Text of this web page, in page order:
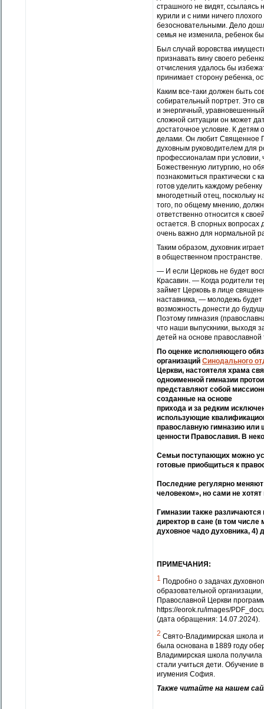
страшного не видят,
курили и с ними ничего
безосновательными. Дело
семья не изменила, ребенок
Был случай воровства
признавать вину своего
отчисления удалось бы
принимает сторону ребенка,
Каким все-таки должен быть
собирательный портрет. Это
и энергичный,
сложной ситуации он может
достаточное условие. К детям
делами. Он любит Священное
духовным руководителем для
профессионалам при условии,
Божественную литургию, но
познакомиться практически с
готов уделить каждому
многодетный отец, поскольку
того, по общему мнению,
ответственно относится к
остается. В спорных вопросах
очень важно для нормальной
Таким образом, духовник
в общественном пространстве.
— И если Церковь не будет
Красавин. — Когда родители
займет Церковь в лице
наставника, — молодежь будет
возможность донести до
Поэтому гимназия
что наши выпускники, выходя
детей на основе православной
По оценке исполняющего
организаций Синодального
Церкви, настоятеля храма
одноименной гимназии
представляют собой
созданные на основе
прихода и за редким
использующие
православную гимназию или
ценности Православия. В
Семьи поступающих можно
готовые приобщиться к
Последние регулярно
человеком», но сами не
Гимназии также
директор в сане (в том
духовное чадо духовника, 4)
ПРИМЕЧАНИЯ:
1 Подробно о задачах
образовательной
Православной Церкви
https://eorok.ru/images/
(дата обращения: 14.07.2024).
2 Свято-Владимирская школа
была основана в 1889 году
Владимирская школа
стали учиться дети. Обучение
игумения София.
Также читайте на нашем